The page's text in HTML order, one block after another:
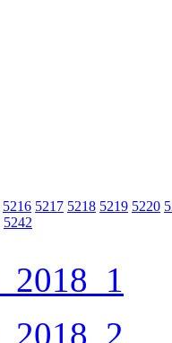
5216 5217 5218 5219 5220
5242